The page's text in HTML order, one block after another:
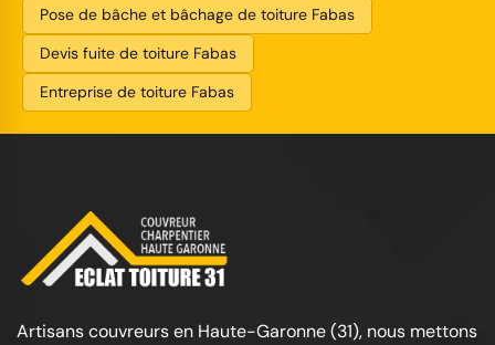
Pose de bâche et bâchage de toiture Fabas
Devis fuite de toiture Fabas
Entreprise de toiture Fabas
Artisans couvreurs en Haute-Garonne (31), nous mettons